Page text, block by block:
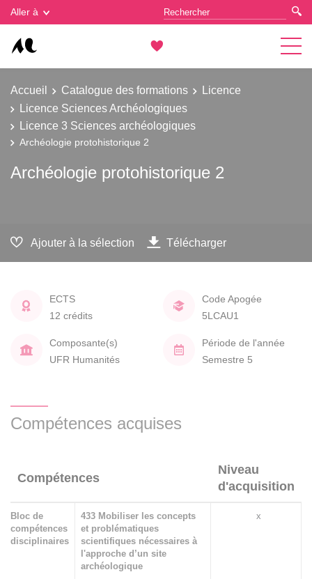
Aller à
Accueil Catalogue des formations
Licence
Licence Sciences Archéologiques
Licence 3 Sciences archéologiques
Archéologie protohistorique 2
Archéologie protohistorique 2
Ajouter à la sélection Télécharger
ECTS
12 crédits
Code Apogée
5LCAU1
Composante(s)
UFR Humanités
Période de l'année
Semestre 5
Compétences acquises
Compétences
Niveau
d'acquisition
Bloc de
compétences
disciplinaires
433 Mobiliser les concepts
et problématiques
scientifiques nécessaires à
l'approche d’un site
archéologique
x
Gestion des cookies